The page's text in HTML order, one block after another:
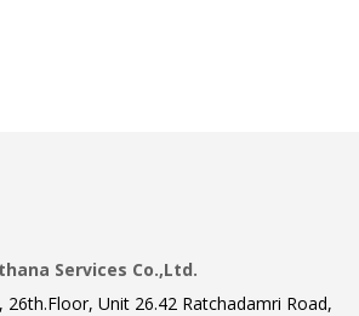
Services Co.,Ltd.
26th.Floor, Unit 26.42 Ratchadamri Road,